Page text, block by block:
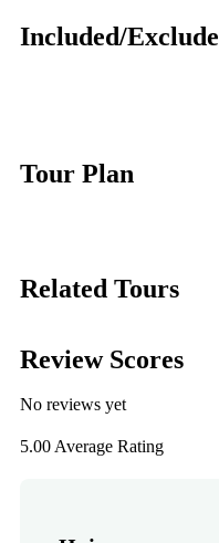
Included/Exclude
Tour Plan
Related Tours
Review Scores
No reviews yet
5.00 Average Rating